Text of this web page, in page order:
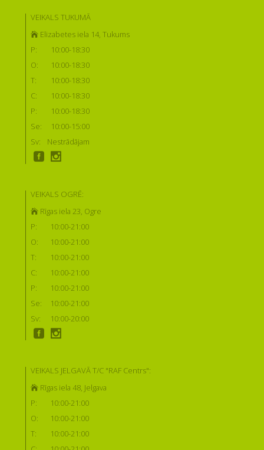
VEIKALS TUKUMĀ
Elizabetes iela 14, Tukums
P:
10:00-18:30
O:
10:00-18:30
T:
10:00-18:30
C:
10:00-18:30
P:
10:00-18:30
Se:
10:00-15:00
Sv:
Nestrādājam
VEIKALS OGRĒ:
Rīgas iela 23, Ogre
P:
10:00-21:00
O:
10:00-21:00
T:
10:00-21:00
C:
10:00-21:00
P:
10:00-21:00
Se:
10:00-21:00
Sv:
10:00-20:00
VEIKALS JELGAVĀ T/C "RAF Centrs":
Rīgas iela 48, Jelgava
P:
10:00-21:00
O:
10:00-21:00
T:
10:00-21:00